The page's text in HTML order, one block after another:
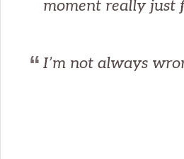
moment really just
I’m not always